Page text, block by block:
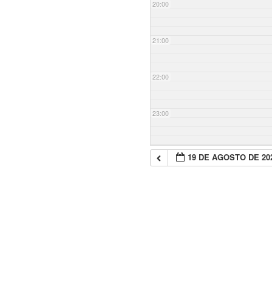
20:00
21:00
22:00
23:00
19 DE AGOSTO DE